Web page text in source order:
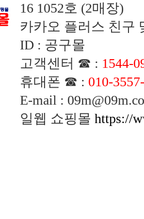
16 1052호 (2매장)
카카오 플러스 친구
ID : 공구몰
고객센터 ☎ : 1544-
휴대폰 ☎ : 010-
E-mail :
일웹 쇼핑몰 https://